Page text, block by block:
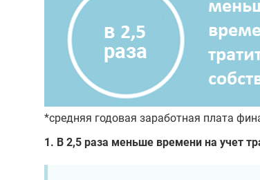
*средняя годовая заработная плата
1. В 2,5 раза меньше времени на учет